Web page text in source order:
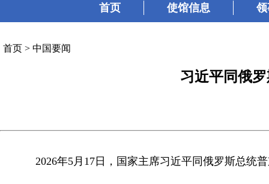
首页 使馆信息
首页 > 中国要闻
习近平同俄
2026年5月17日，国家主席习近平同俄罗斯总统